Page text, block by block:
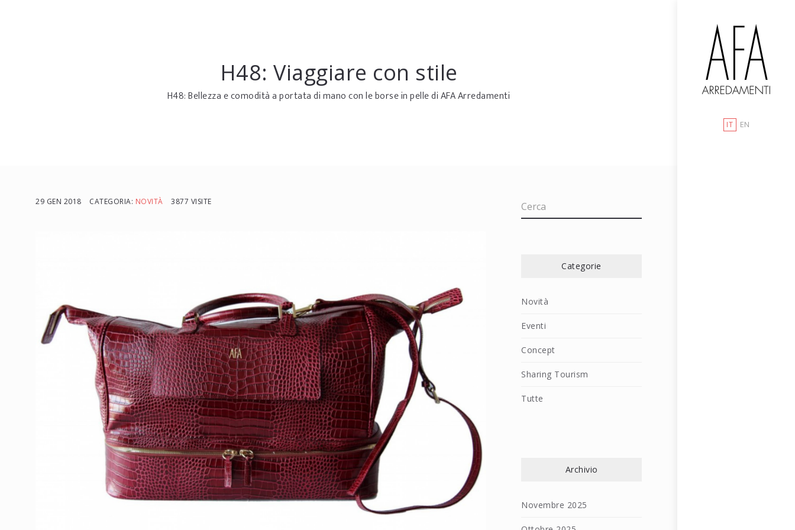
IT EN
H48: Viaggiare con stile
H48: Bellezza e comodità a portata di mano con le borse in pelle di AFA Arredamenti
29 GEN 2018 CATEGORIA: NOVITÀ 3877 VISITE
Categorie
Novità
Eventi
Concept
Sharing Tourism
Tutte
Archivio
Novembre 2025